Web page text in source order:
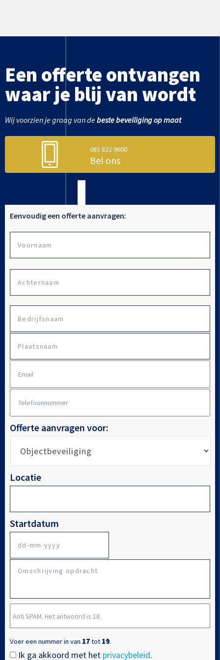
Een offerte ontvangen
waar je blij van wordt
Wij voorzien je graag van debeste beveiliging op maat
085 822 9600
Bel ons
Eenvoudig een offerte aanvragen:
Naam
Bedrijfsnaam
Plaatsnaam
mailadres *
Telefoonnummer
Offerte aanvragen voor:
Locatie
Startdatum
dash
JJJJ
Omschrijving
Anti
SPAM.
Het
antwoord
Voer een nummer in van 17tot 19.
Ik ga akkoord met het privacybeleid.